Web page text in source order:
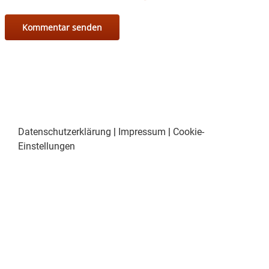
bis zu etwas ausgefalleneren Köstlichkeiten zur
Auswahl stehen wird …
Datenschutzerklärung | Impressum | Cookie-
Einstellungen